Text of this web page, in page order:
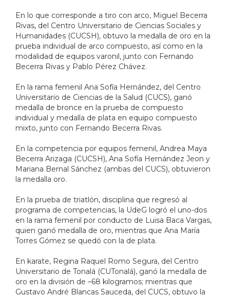
En lo que corresponde a tiro con arco, Miguel Becerra
Rivas, del Centro Universitario de Ciencias Sociales y
Humanidades (CUCSH), obtuvo la medalla de oro en la
prueba individual de arco compuesto, así como en la
modalidad de equipos varonil, junto con Fernando
Becerra Rivas y Pablo Pérez Chávez.
En la rama femenil Ana Sofía Hernández, del Centro
Universitario de Ciencias de la Salud (CUCS), ganó
medalla de bronce en la prueba de compuesto
individual y medalla de plata en equipo compuesto
mixto, junto con Fernando Becerra Rivas.
En la competencia por equipos femenil, Andrea Maya
Becerra Arizaga (CUCSH), Ana Sofía Hernández Jeon y
Mariana Bernal Sánchez (ambas del CUCS), obtuvieron
la medalla oro.
En la prueba de triatlón, disciplina que regresó al
programa de competencias, la UdeG logró el uno-dos
en la rama femenil por conducto de Luisa Baca Vargas,
quien ganó medalla de oro, mientras que Ana María
Torres Gómez se quedó con la de plata.
En karate, Regina Raquel Romo Segura, del Centro
Universitario de Tonalá (CUTonalá), ganó la medalla de
oro en la división de –68 kilogramos; mientras que
Gustavo André Blancas Sauceda, del CUCS, obtuvo la